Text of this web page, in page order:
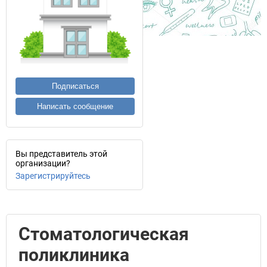
Подписаться
Написать сообщение
Вы представитель этой
организации?
Зарегистрируйтесь
Стоматологическая
поликлиника